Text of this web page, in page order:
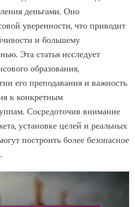
деньгами. Оно
уверенности, что приводит
и большему
Эта статья исследует
образования,
его преподавания и важность
к конкретным
Сосредоточив внимание
установке целей и реальных
построить более безопасное